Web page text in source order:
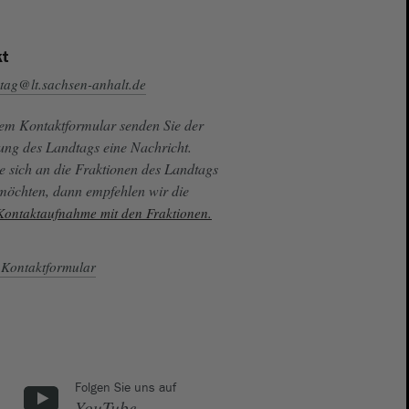
anhalt.de
Kontaktformular senden Sie der
des Landtags eine Nachricht.
sich an die Fraktionen des Landtags
dann empfehlen wir die
mit den Fraktionen.
Folgen Sie uns auf